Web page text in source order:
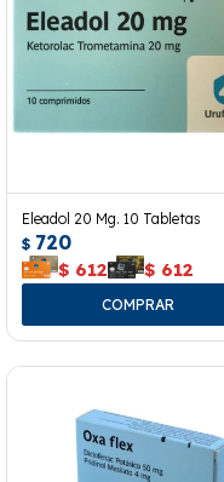
Eleadol 20 Mg. 10 Tabletas
$ 720
$ 612 $ 612